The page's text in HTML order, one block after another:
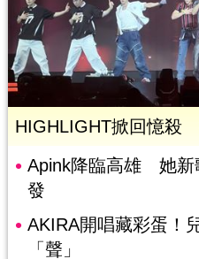
HIGHLIGHT掀回憶殺
Apink降臨高雄 她新
發
AKIRA開唱藏彩蛋！
「聲」